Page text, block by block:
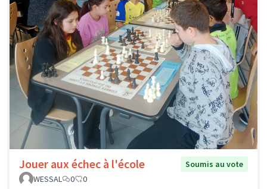
Jouer aux échec à l'école
Soumis au vote
WESSAL
0 0